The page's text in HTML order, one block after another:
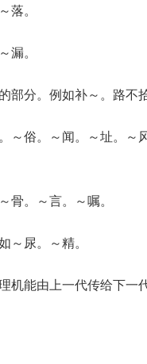
。
。
分。例如补～。路不拾
～俗。～闻。～址。
。～言。～嘱。
尿。～精。
能由上一代传给下一